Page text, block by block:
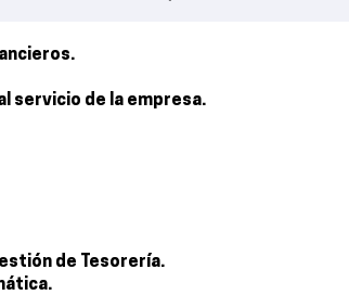
servicio de la empresa.
de Tesorería.